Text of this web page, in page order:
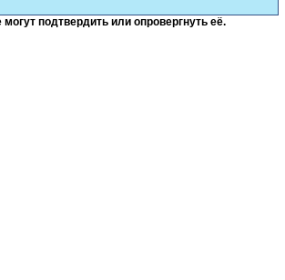
подтвердить или опровергнуть её.